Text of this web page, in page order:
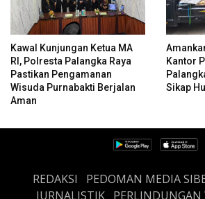
Kawal Kunjungan Ketua MA
RI, Polresta Palangka Raya
Pastikan Pengamanan
Wisuda Purnabakti Berjalan
Aman
Kantor
Sikap
REDAKSI PEDOMAN MEDIA
JURNALISTIK PERLINDUNGAN